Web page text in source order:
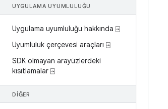
UYGULAMA UYUMLULUĞU
Uygulama uyumluluğu hakkında ⍈
Uyumluluk çerçevesi araçları ⍈
SDK olmayan arayüzlerdeki
kısıtlamalar ⍈
DIĞER